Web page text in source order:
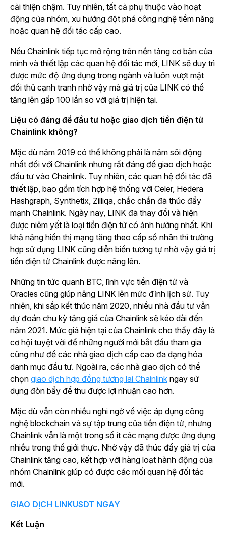
cải thiện chậm. Tuy nhiên, tất cả phụ thuộc vào hoạt
động của nhóm, xu hướng đột phá công nghệ tiềm năng
hoặc quan hệ đối tác cấp cao.
Nếu Chainlink tiếp tục mở rộng trên nền tảng cơ bản của
mình và thiết lập các quan hệ đối tác mới, LINK sẽ duy trì
được mức độ ứng dụng trong ngành và luôn vượt mặt
đối thủ cạnh tranh nhờ vậy mà giá trị của LINK có thể
tăng lên gấp 100 lần so với giá trị hiện tại.
Liệu có đáng để đầu tư hoặc giao dịch tiền điện tử
Chainlink không?
Mặc dù năm 2019 có thể không phải là năm sôi động
nhất đối với Chainlink nhưng rất đáng để giao dịch hoặc
đầu tư vào Chainlink. Tuy nhiên, các quan hệ đối tác đã
thiết lập, bao gồm tích hợp hệ thống với Celer, Hedera
Hashgraph, Synthetix, Zilliqa, chắc chắn đã thúc đẩy
mạnh Chainlink. Ngày nay, LINK đã thay đổi và hiện
được niêm yết là loại tiền điện tử có ảnh hưởng nhất. Khi
khả năng hiển thị mạng tăng theo cấp số nhân thì trường
hợp sử dụng LINK cũng diễn biến tương tự nhờ vậy giá trị
tiền điện tử Chainlink được nâng lên.
Những tin tức quanh BTC, lĩnh vực tiền điện tử và
Oracles cũng giúp nâng LINK lên mức đỉnh lịch sử. Tuy
nhiên, khi sắp kết thúc năm 2020, nhiều nhà đầu tư vẫn
dự đoán chu kỳ tăng giá của Chainlink sẽ kéo dài đến
năm 2021. Mức giá hiện tại của Chainlink cho thấy đây là
cơ hội tuyệt vời để những người mới bắt đầu tham gia
cũng như để các nhà giao dịch cấp cao đa dạng hóa
danh mục đầu tư. Ngoài ra, các nhà giao dịch có thể
chọn giao dịch hợp đồng tương lai Chainlink ngay sử
dụng đòn bẩy để thu được lợi nhuận cao hơn.
Mặc dù vẫn còn nhiều nghi ngờ về việc áp dụng công
nghệ blockchain và sự tập trung của tiền điện tử, nhưng
Chainlink vẫn là một trong số ít các mạng được ứng dụng
nhiều trong thế giới thực. Nhờ vậy đã thúc đẩy giá trị của
Chainlink tăng cao, kết hợp với hàng loạt hành động của
nhóm Chainlink giúp có được các mối quan hệ đối tác
mới.
GIAO DỊCH LINKUSDT NGAY
Kết Luận